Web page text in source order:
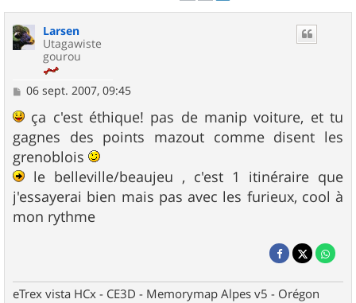
Larsen
Utagawiste
gourou
M
s
a
g
e
06 sept. 2007, 09:45
ça c'est éthique! pas de manip voiture, et tu
gagnes des points mazout comme disent les
grenoblois
le belleville/beaujeu , c'est 1 itinéraire que
j'essayerai bien mais pas avec les furieux, cool à
mon rythme
eTrex vista HCx - CE3D - Memorymap Alpes v5 - Orégon